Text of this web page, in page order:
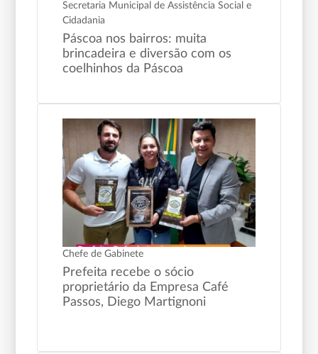
Secretaria Municipal de Assistência Social e
Cidadania
Páscoa nos bairros: muita
brincadeira e diversão com os
coelhinhos da Páscoa
Chefe de Gabinete
Prefeita recebe o sócio
proprietário da Empresa Café
Passos, Diego Martignoni